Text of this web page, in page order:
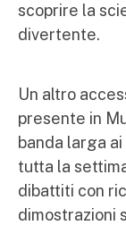
scoprire la
divertente.
Un altro
presente in
banda larga
tutta la
dibattiti con
dimostrazioni